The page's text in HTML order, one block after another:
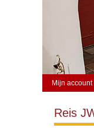
Mijn account
Reis